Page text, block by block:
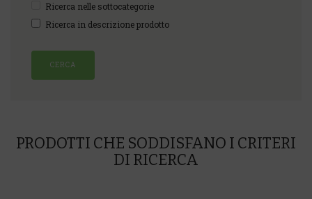
Ricerca nelle sottocategorie
Ricerca in descrizione prodotto
PRODOTTI CHE SODDISFANO I CRITERI
DI RICERCA